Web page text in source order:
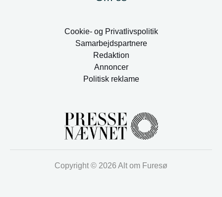
Cookie- og Privatlivspolitik
Samarbejdspartnere
Redaktion
Annoncer
Politisk reklame
Copyright © 2026 Alt om Furesø